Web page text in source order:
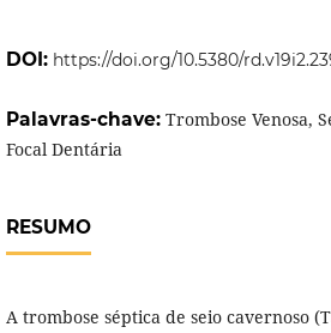
DOI: https://doi.org/10.5380/
Palavras-chave: Trombose Venosa,
Focal Dentária
RESUMO
A trombose séptica de seio cavernoso